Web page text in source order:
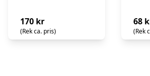
170 kr
(Rek ca. pris)
68
(Rek